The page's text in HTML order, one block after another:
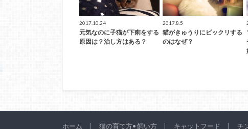
2017.10.24
元気なのに子猫が下痢をする
原因は？治し方はある？
2017.8.5
猫がきゅうりにビックリする
のはなぜ？
ホーム 猫の育て方• 飼い方 キャットフード チ